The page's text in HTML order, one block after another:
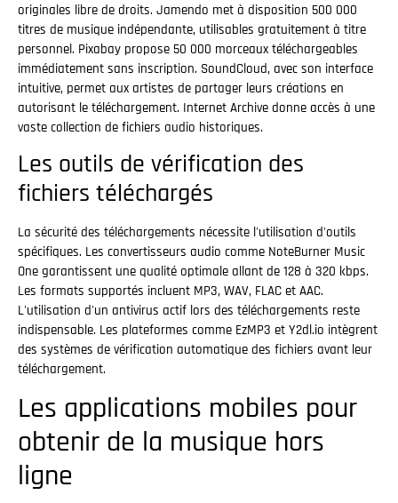
originales libre de droits. Jamendo met à disposition 500 000
titres de musique indépendante, utilisables gratuitement à titre
personnel. Pixabay propose 50 000 morceaux téléchargeables
immédiatement sans inscription. SoundCloud, avec son interface
intuitive, permet aux artistes de partager leurs créations en
autorisant le téléchargement. Internet Archive donne accès à une
vaste collection de fichiers audio historiques.
Les outils de vérification des
fichiers téléchargés
La sécurité des téléchargements nécessite l'utilisation d'outils
spécifiques. Les convertisseurs audio comme NoteBurner Music
One garantissent une qualité optimale allant de 128 à 320 kbps.
Les formats supportés incluent MP3, WAV, FLAC et AAC.
L'utilisation d'un antivirus actif lors des téléchargements reste
indispensable. Les plateformes comme EzMP3 et Y2dl.io intègrent
des systèmes de vérification automatique des fichiers avant leur
téléchargement.
Les applications mobiles pour
obtenir de la musique hors
ligne